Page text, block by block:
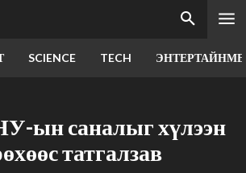
SCIENCE TECH
ын саналыг хүлээн
татгалзав